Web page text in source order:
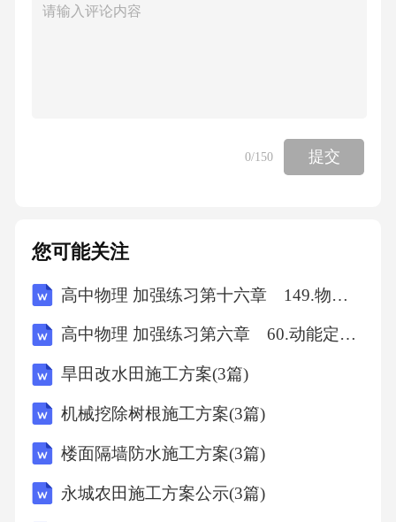
协议约定的其他条款，应向对方支付违约金人
协议过程中如发生争议，应首先通过友好协商
解决；协商不成的，任何一方均有权向有管辖
份，甲乙双方各执一份，具有
0/150 提交
您可能关注
高中物理 加强练习第十六章 149.物理学史、物理思想与方法
高中物理 加强练习第六章 60.动能定理的应用(A)
旱田改水田施工方案(3篇)
机械挖除树根施工方案(3篇)
楼面隔墙防水施工方案(3篇)
永城农田施工方案公示(3篇)